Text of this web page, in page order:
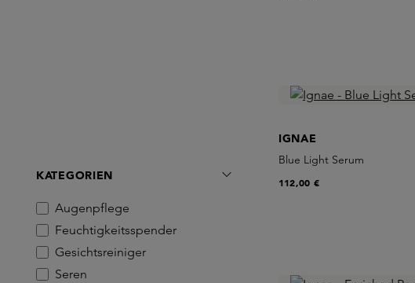
KATEGORIEN
Augenpflege
Feuchtigkeitsspender
Gesichtsreiniger
Seren
IGNAE
Blue Light Serum
112,00 €